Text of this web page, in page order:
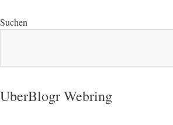
Suchen
UberBlogr Webring